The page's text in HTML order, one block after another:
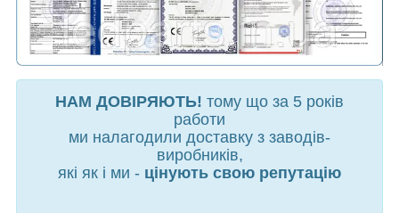
НАМ ДОВІРЯЮТЬ! тому що за 5 років
работи
ми налагодили доставку з заводів-
виробників,
які як і ми - цінують свою репутацію